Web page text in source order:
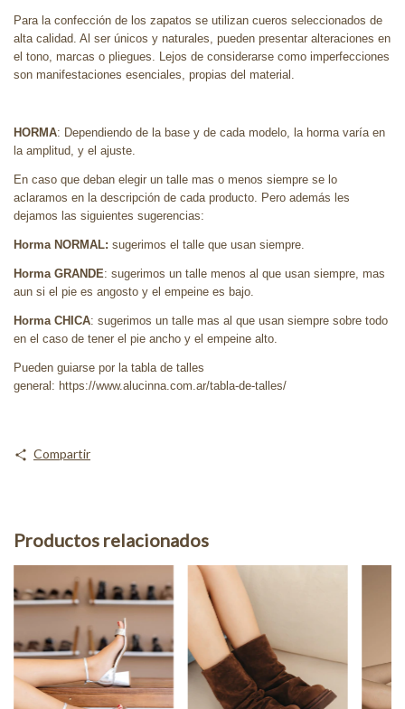
Para la confección de los zapatos se utilizan cueros seleccionados de
alta calidad. Al ser únicos y naturales, pueden presentar alteraciones en
el tono, marcas o pliegues. Lejos de considerarse como imperfecciones
son manifestaciones esenciales, propias del material.
HORMA: Dependiendo de la base y de cada modelo, la horma varía en
la amplitud, y el ajuste.
En caso que deban elegir un talle mas o menos siempre se lo
aclaramos en la descripción de cada producto. Pero además les
dejamos las siguientes sugerencias:
Horma NORMAL: sugerimos el talle que usan siempre.
Horma GRANDE: sugerimos un talle menos al que usan siempre, mas
aun si el pie es angosto y el empeine es bajo.
Horma CHICA: sugerimos un talle mas al que usan siempre sobre todo
en el caso de tener el pie ancho y el empeine alto.
Pueden guiarse por la tabla de talles
general: https://www.alucinna.com.ar/tabla-de-talles/
Compartir
Productos relacionados